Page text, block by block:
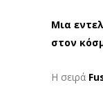
Μια
στον
Η σειρά